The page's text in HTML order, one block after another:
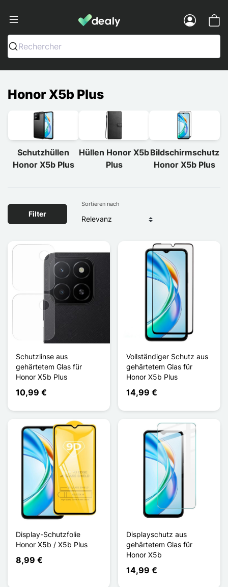
Dealy - Hüllen und Zubehör für
Rechercher
Honor X5b Plus
Schutzhüllen
Honor X5b Plus
Hüllen Honor X5b
Plus
Bildschirmschutz
Honor X5b Plus
Filter
Sortieren nach
Schutzlinse aus
gehärtetem Glas für
Honor X5b Plus
10,99 €
Vollständiger Schutz aus
gehärtetem Glas für
Honor X5b Plus
14,99 €
Display-Schutzfolie
Honor X5b / X5b Plus
8,99 €
Displayschutz aus
gehärtetem Glas für
Honor X5b
14,99 €